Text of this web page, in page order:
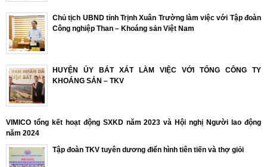
Chủ tịch UBND tỉnh Trịnh Xuân Trường làm việc với Tập đoàn
Công nghiệp Than – Khoáng sản Việt Nam
HUYỆN ỦY BÁT XÁT LÀM VIỆC VỚI TỔNG CÔNG TY
KHOÁNG SẢN – TKV
VIMICO tổng kết hoạt động SXKD năm 2023 và Hội nghị Người lao động
năm 2024
Tập đoàn TKV tuyên dương điển hình tiên tiến và thợ giỏi